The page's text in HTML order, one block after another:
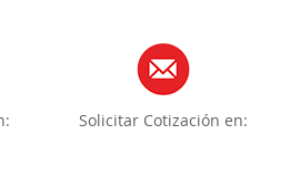
Solicitar Cotización en: